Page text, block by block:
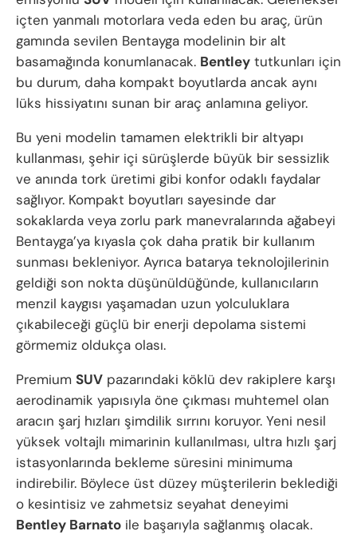
içten yanmalı motorlara veda eden bu araç, ürün
gamında sevilen Bentayga modelinin bir alt
basamağında konumlanacak. Bentley tutkunları için
bu durum, daha kompakt boyutlarda ancak aynı
lüks hissiyatını sunan bir araç anlamına geliyor.
Bu yeni modelin tamamen elektrikli bir altyapı
kullanması, şehir içi sürüşlerde büyük bir sessizlik
ve anında tork üretimi gibi konfor odaklı faydalar
sağlıyor. Kompakt boyutları sayesinde dar
sokaklarda veya zorlu park manevralarında ağabeyi
Bentayga’ya kıyasla çok daha pratik bir kullanım
sunması bekleniyor. Ayrıca batarya teknolojilerinin
geldiği son nokta düşünüldüğünde, kullanıcıların
menzil kaygısı yaşamadan uzun yolculuklara
çıkabileceği güçlü bir enerji depolama sistemi
görmemiz oldukça olası.
Premium SUV pazarındaki köklü dev rakiplere karşı
aerodinamik yapısıyla öne çıkması muhtemel olan
aracın şarj hızları şimdilik sırrını koruyor. Yeni nesil
yüksek voltajlı mimarinin kullanılması, ultra hızlı şarj
istasyonlarında bekleme süresini minimuma
indirebilir. Böylece üst düzey müşterilerin beklediği
o kesintisiz ve zahmetsiz seyahat deneyimi
Bentley Barnato ile başarıyla sağlanmış olacak.